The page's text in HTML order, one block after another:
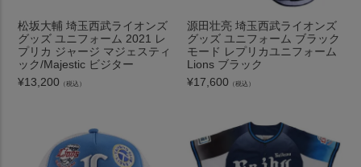
松坂大輔 埼玉西武ライオンズ
グッズ ユニフォーム 2021 レ
プリカ ジャージ マジェスティ
ック/Majestic ビジター
¥13,200 （税込）
源田壮亮 埼玉西武ライオンズ
グッズ ユニフォーム ブラック
モード レプリカユニフォーム
Lions ブラック
¥17,600 （税込）